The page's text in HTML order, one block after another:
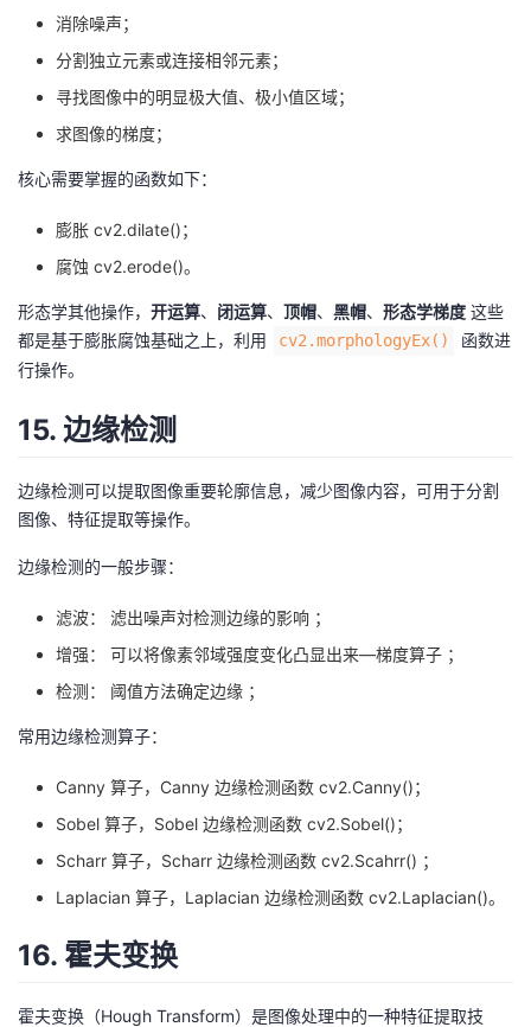
消除噪声；
分割独立元素或连接相邻元素；
寻找图像中的明显极大值、极小值区域；
求图像的梯度；
核心需要掌握的函数如下：
膨胀 cv2.dilate()；
腐蚀 cv2.erode()。
形态学其他操作， 开运算、 闭运算、 顶帽、 黑帽、 形态学梯度 这些
都是基于膨胀腐蚀基础之上，利用
cv2.morphologyEx()
函数进
行操作。
15. 边缘检测
边缘检测可以提取图像重要轮廓信息，减少图像内容，可用于分割
图像、特征提取等操作。
边缘检测的一般步骤：
滤波： 滤出噪声対检测边缘的影响 ；
增强： 可以将像素邻域强度变化凸显出来—梯度算子 ；
检测： 阈值方法确定边缘 ；
常用边缘检测算子：
Canny 算子，Canny 边缘检测函数 cv2.Canny()；
Sobel 算子，Sobel 边缘检测函数 cv2.Sobel()；
Scharr 算子，Scharr 边缘检测函数 cv2.Scahrr() ；
Laplacian 算子，Laplacian 边缘检测函数 cv2.Laplacian()。
16. 霍夫变换
霍夫变换（Hough Transform）是图像处理中的一种特征提取技